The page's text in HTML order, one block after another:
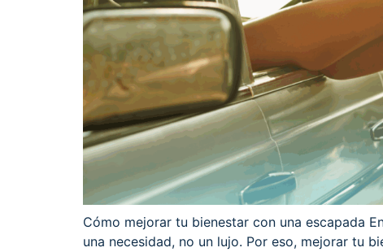
Cómo mejorar tu bienestar con una escapada
una necesidad, no un lujo. Por eso, mejorar tu